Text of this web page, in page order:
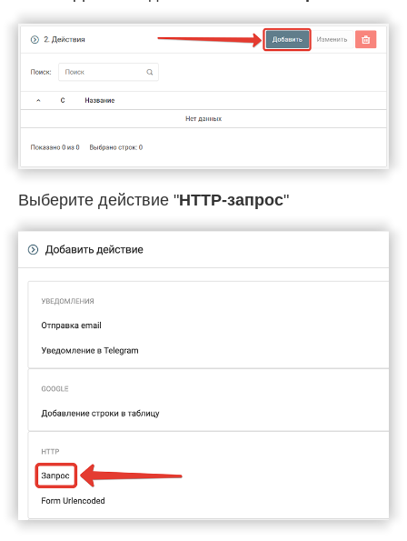
Выберите действие "HTTP-запрос"